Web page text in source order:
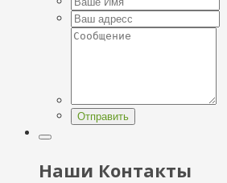
Отправить
Наши Контакты